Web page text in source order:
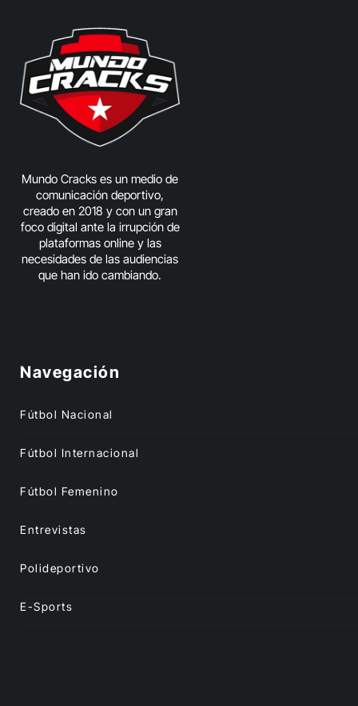
Mundo Cracks es un medio de
comunicación deportivo,
creado en 2018 y con un gran
foco digital ante la irrupción de
plataformas online y las
necesidades de las audiencias
que han ido cambiando.
Navegación
Fútbol Nacional
Fútbol Internacional
Fútbol Femenino
Entrevistas
Polideportivo
E-Sports